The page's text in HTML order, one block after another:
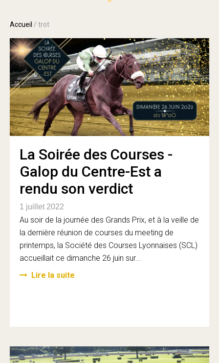
Accueil / trot
La Soirée des Courses -
Galop du Centre-Est a
rendu son verdict
1 juillet 2022
Au soir de la journée des Grands Prix, et à la veille de
la dernière réunion de courses du meeting de
printemps, la Société des Courses Lyonnaises (SCL)
accueillait ce dimanche 26 juin sur...
Lire la suite